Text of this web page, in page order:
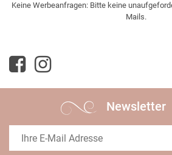
Keine Werbeanfragen: Bitte keine
Mails.
Newsletter